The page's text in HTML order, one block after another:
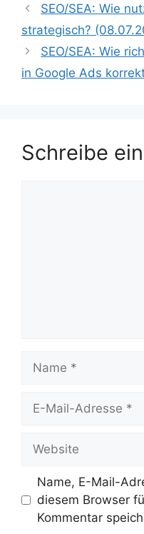
SEO/SEA: Wie
strategisch?
SEO/SEA: Wie
in Google Ads
Schreibe
Mail-
Name, E-Mail-
diesem Browser
Kommentar